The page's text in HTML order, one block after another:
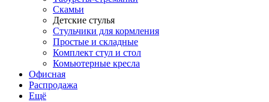
Скамьи
Детские стулья
Стульчики для кормления
Простые и складные
Комплект стул и стол
Комьютерные кресла
Офисная
Распродажа
Eщё